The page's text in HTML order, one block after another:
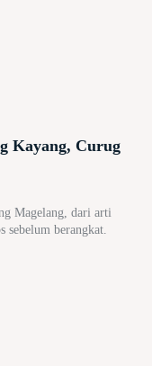
Kayang, Curug
Magelang, dari arti
sebelum berangkat.